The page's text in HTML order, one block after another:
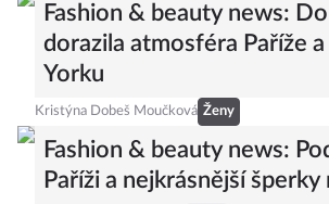
Fashion & beauty news:
dorazila atmosféra Paříže
Yorku
Kristýna Dobeš Moučková Ženy
Fashion & beauty news:
Paříži a nejkrásnější šperky